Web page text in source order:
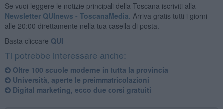
Se vuoi leggere le notizie principali della Toscana iscriviti alla
Newsletter QUInews - ToscanaMedia. Arriva gratis tutti i giorni
alle 20:00 direttamente nella tua casella di posta.
Basta cliccare QUI
Ti potrebbe interessare anche:
Oltre 100 scuole moderne in tutta la provincia
Università, aperte le preimmatricolazioni
Digital marketing, ecco due corsi gratuiti